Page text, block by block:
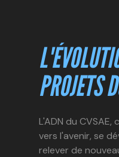
PROJETS
L'ADN du
vers l'avenir, se
relever de